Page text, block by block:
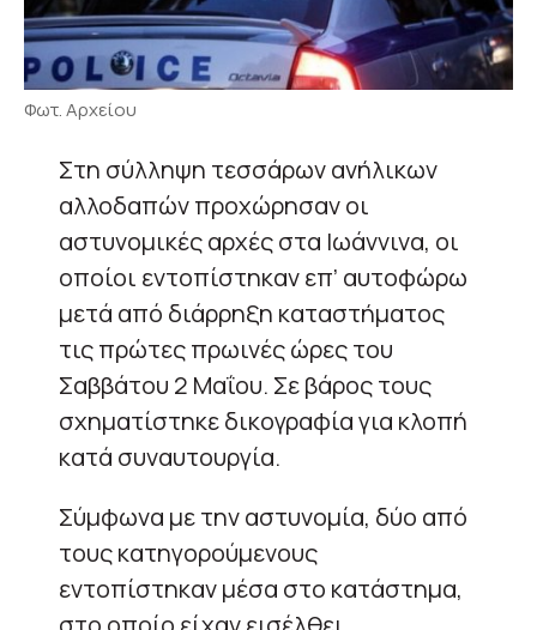
Φωτ. Αρχείου
Στη σύλληψη τεσσάρων ανήλικων
αλλοδαπών προχώρησαν οι
αστυνομικές αρχές στα Ιωάννινα, οι
οποίοι εντοπίστηκαν επ’ αυτοφώρω
μετά από διάρρηξη καταστήματος
τις πρώτες πρωινές ώρες του
Σαββάτου 2 Μαΐου. Σε βάρος τους
σχηματίστηκε δικογραφία για κλοπή
κατά συναυτουργία.
Σύμφωνα με την αστυνομία, δύο από
τους κατηγορούμενους
εντοπίστηκαν μέσα στο κατάστημα,